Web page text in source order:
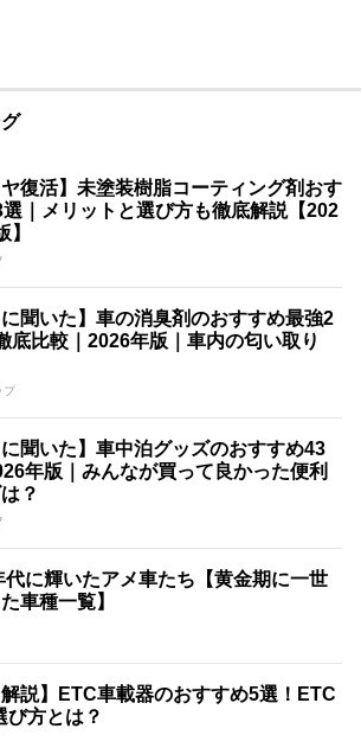
ヤ復活】未塗装樹脂コーティング剤おす
｜メリットと選び方も徹底解説【202
】
に聞いた】車の消臭剤のおすすめ最強2
底比較｜2026年版｜車内の匂い取り
プ
に聞いた】車中泊グッズのおすすめ43
年版｜みんなが買って良かった便利
？
代に輝いたアメ車たち【黄金期に一世
車種一覧】
解説】ETC車載器のおすすめ5選！ETC
び方とは？